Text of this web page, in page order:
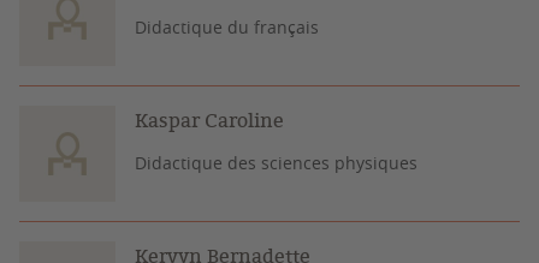
Didactique du français
Kaspar Caroline
Didactique des sciences physiques
Kervyn Bernadette